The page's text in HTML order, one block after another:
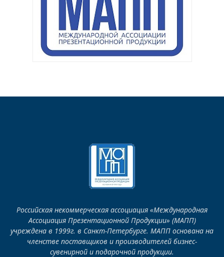
Российская некоммерческая ассоциация «Международная
Ассоциация Презентационной Продукции» (МАПП)
учреждена в 1999г. в Санкт-Петербурге. МАПП основана на
членстве поставщиков и производителей бизнес-
сувенирной и подарочной продукции.